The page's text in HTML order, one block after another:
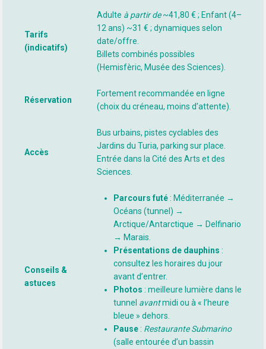
Tarifs
(indicatifs)
Adulte à partir de~41,80 € ; Enfant (4–
12 ans) ~31 € ; dynamiques selon
date/offre.
Billets combinés possibles
(Hemisfèric, Musée des Sciences).
Réservation
Fortement recommandée en ligne
(choix du créneau, moins d’attente).
Accès
Bus urbains, pistes cyclables des
Jardins du Turia, parking sur place.
Entrée dans la Cité des Arts et des
Sciences.
Conseils &
astuces
Parcours futé: Méditerranée →
Océans (tunnel) →
Arctique/Antarctique → Delfinario
→ Marais.
Présentations de dauphins :
consultez les horaires du jour
avant d’entrer.
Photos : meilleure lumière dans le
tunnel avantmidi ou à « l’heure
bleue » dehors.
Pause: Restaurante Submarino
(salle entourée d’un bassin